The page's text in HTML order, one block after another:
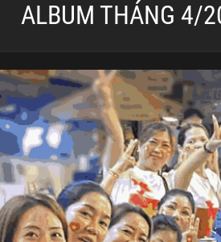
ALBUM THÁNG 4/